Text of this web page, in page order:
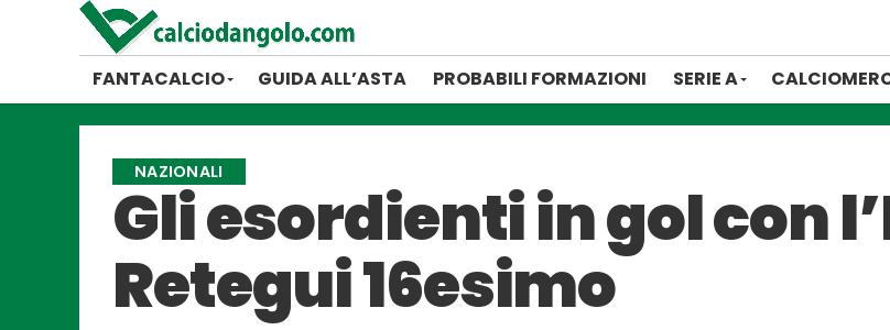
FANTACALCIO GUIDA ALL’ASTA PROBABILI FORMAZIONI SERIE A
NAZIONALI
Gli esordienti in gol con
Retegui 16esimo